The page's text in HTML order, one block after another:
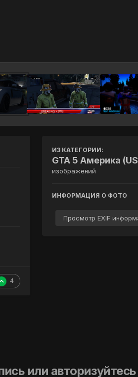
4
ИЗ КАТЕГОРИИ:
GTA 5 Америка
изображений
ИНФОРМАЦИЯ О ФОТО
Просмотр EXIF
или авторизуйтесь